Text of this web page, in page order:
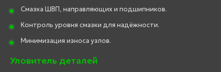
Смазка ШВП, направляющих и подшипников.
Контроль уровня смазки для надёжности.
Минимизация износа узлов.
Уловитель деталей